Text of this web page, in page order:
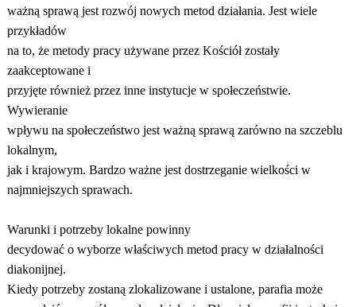
ważną sprawą jest rozwój nowych metod działania. Jest wiele
przykładów
na to, że metody pracy używane przez Kościół zostały
zaakceptowane i
przyjęte również przez inne instytucje w społeczeństwie.
Wywieranie
wpływu na społeczeństwo jest ważną sprawą zarówno na szczeblu
lokalnym,
jak i krajowym. Bardzo ważne jest dostrzeganie wielkości w
najmniejszych sprawach.
Warunki i potrzeby lokalne powinny
decydować o wyborze właściwych metod pracy w działalności
diakonijnej.
Kiedy potrzeby zostaną zlokalizowane i ustalone, parafia może